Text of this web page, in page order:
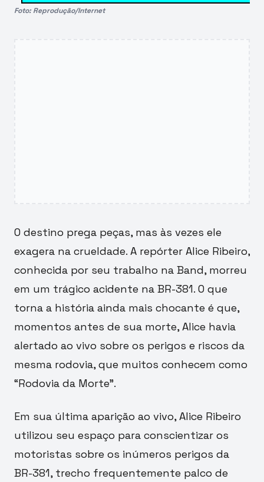
Foto: Reprodução/Internet
O destino prega peças, mas às vezes ele
exagera na crueldade. A repórter Alice Ribeiro,
conhecida por seu trabalho na Band, morreu
em um trágico acidente na BR-381. O que
torna a história ainda mais chocante é que,
momentos antes de sua morte, Alice havia
alertado ao vivo sobre os perigos e riscos da
mesma rodovia, que muitos conhecem como
“Rodovia da Morte”.
Em sua última aparição ao vivo, Alice Ribeiro
utilizou seu espaço para conscientizar os
motoristas sobre os inúmeros perigos da
BR-381, trecho frequentemente palco de